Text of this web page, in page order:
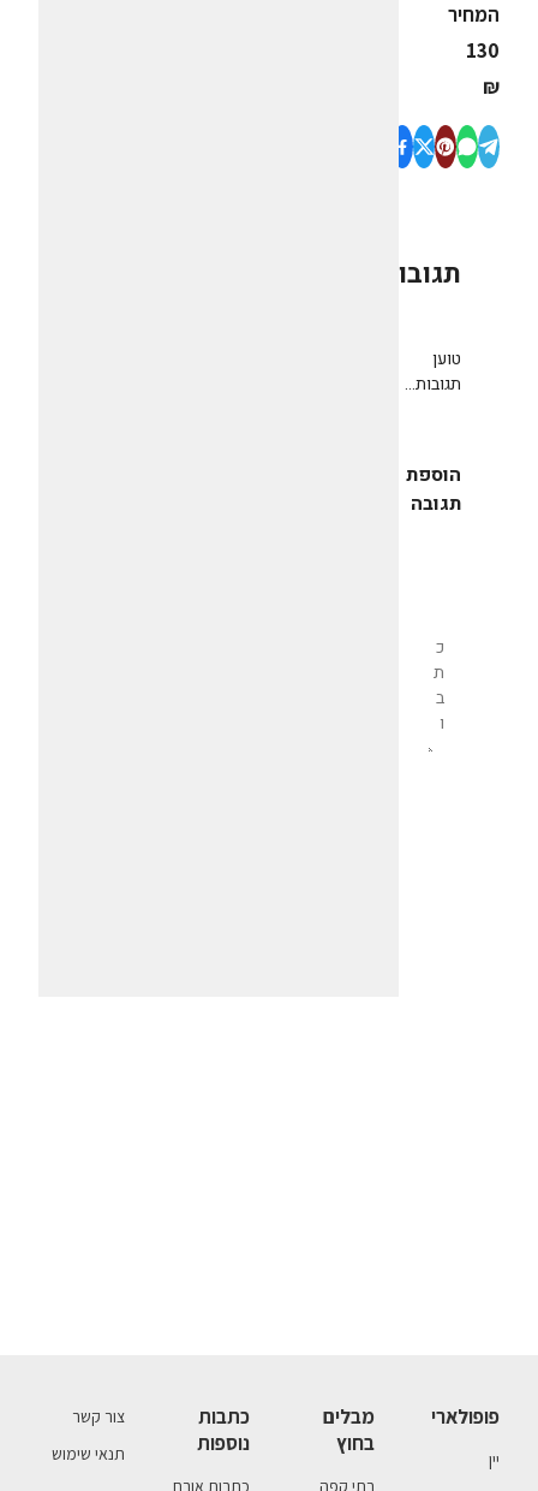
המחיר
130
₪
תגובות
טוען
תגובות...
הוספת
תגובה
פופולארי
יין
מבלים
בחוץ
בתי קפה
כתבות
נוספות
כתבות אורח
צור קשר
תנאי שימוש